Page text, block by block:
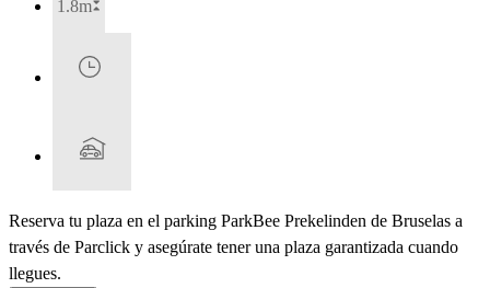
1.8m
Reserva tu plaza en el parking ParkBee Prekelinden de Bruselas a
través de Parclick y asegúrate tener una plaza garantizada cuando
llegues.